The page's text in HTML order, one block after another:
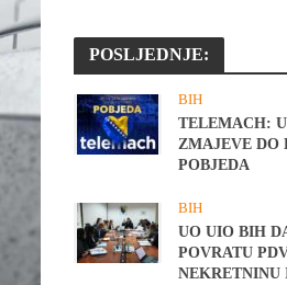
POSLJEDNJE:
BIH
TELEMACH:
ZMAJEVE DO
POBJEDA
BIH
UO UIO BIH
POVRATU
NEKRETNINU